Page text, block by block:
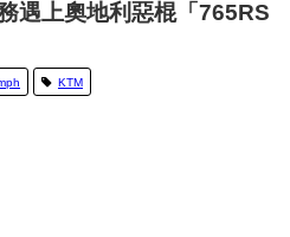
遇上奧地利惡棍「765RS
KTM